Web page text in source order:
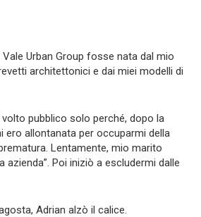
Urban Group fosse nata dal mio
architettonici e dai miei modelli di
pubblico solo perché, dopo la
ero allontanata per occuparmi della
Lentamente, mio marito
azienda”. Poi iniziò a escludermi dalle
Adrian alzò il calice.